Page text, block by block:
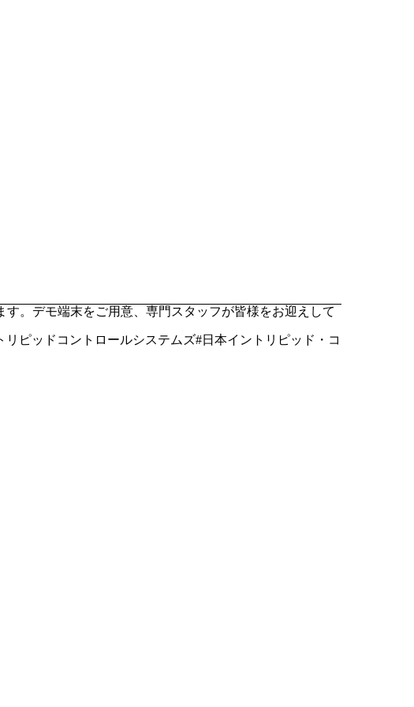
。デモ端末をご用意、専門スタッフが皆様をお迎えして
リピッドコントロールシステムズ#日本イントリピッド・コ